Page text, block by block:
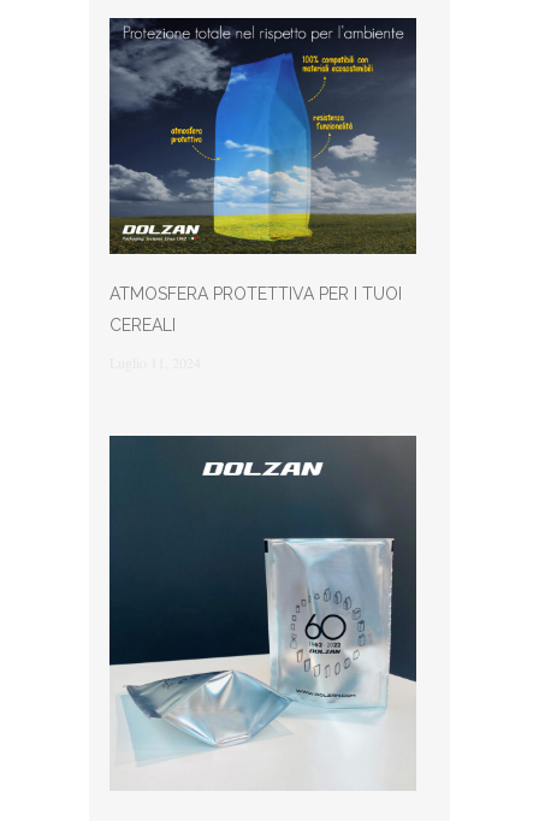
ATMOSFERA PROTETTIVA PER I TUOI
CEREALI